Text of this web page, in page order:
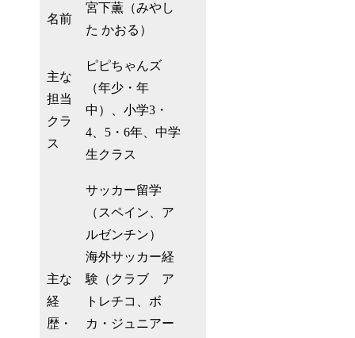
名前
宮下薫（みやし
た かおる）
主な
担当
クラ
ス
ピピちゃんズ
（年少・年
中）、小学3・
4、5・6年、中学
生クラス
主な
経
歴・
サッカー留学
（スペイン、ア
ルゼンチン）
海外サッカー経
験（クラブ ア
トレチコ、ボ
カ・ジュニアー